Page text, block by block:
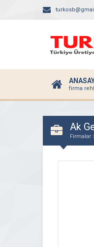
firma
Ak
Firmalar